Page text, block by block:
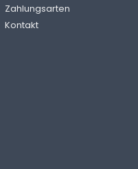
Zahlungsarten
Kontakt